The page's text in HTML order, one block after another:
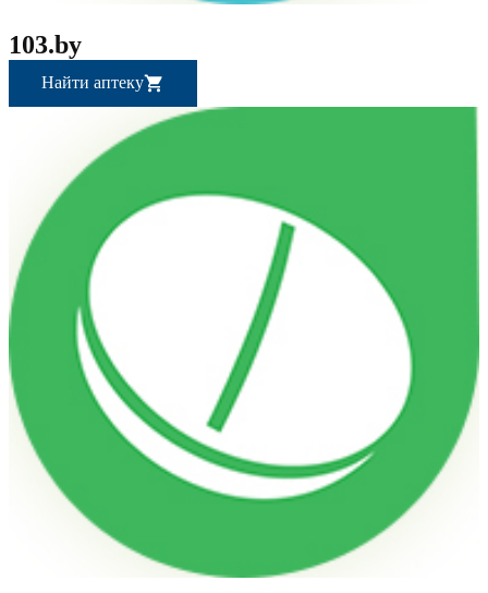
103.by
Найти аптеку